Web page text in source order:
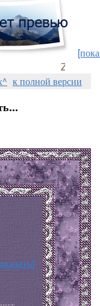
Zosik_K
к полной версии